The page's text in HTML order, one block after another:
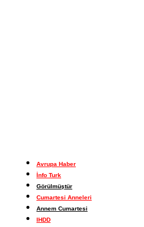
Avrupa Haber
İnfo Turk
Görülmüştür
Cumartesi Anneleri
Annem Cumartesi
IHDD